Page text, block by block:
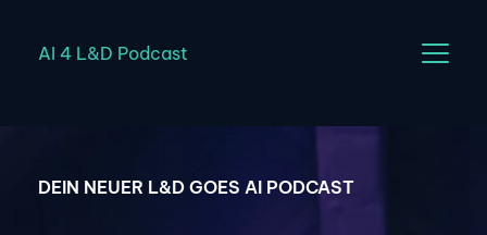
AI 4 L&D Podcast
DEIN NEUER L&D ﻿GOES AI PODCAST